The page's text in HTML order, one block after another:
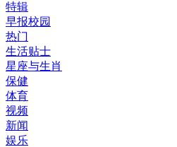
特辑
早报校园
热门
生活贴士
星座与生肖
保健
体育
视频
新闻
娱乐